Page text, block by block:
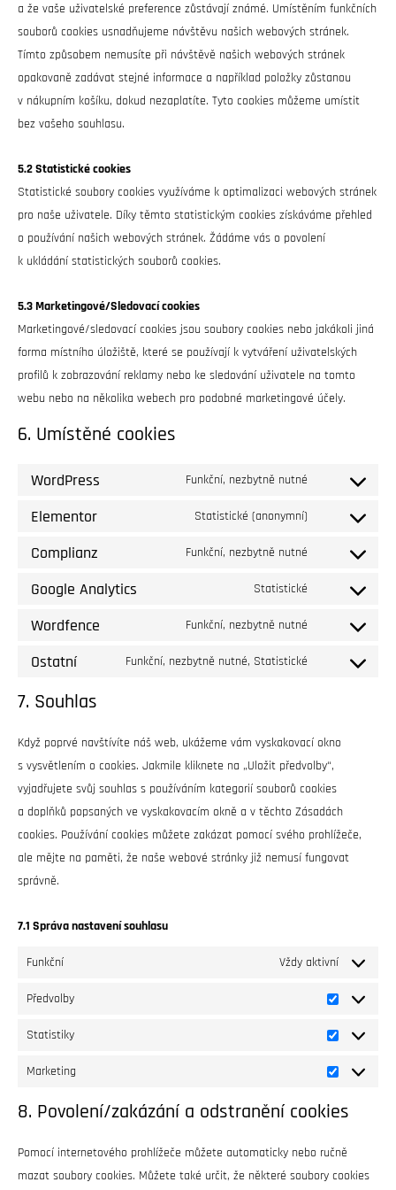
a že vaše uživatelské preference zůstávají známé. Umístěním funkčních
souborů cookies usnadňujeme návštěvu našich webových stránek.
Tímto způsobem nemusíte při návštěvě našich webových stránek
opakovaně zadávat stejné informace a například položky zůstanou
v nákupním košíku, dokud nezaplatíte. Tyto cookies můžeme umístit
bez vašeho souhlasu.
5.2 Statistické cookies
Statistické soubory cookies využíváme k optimalizaci webových stránek
pro naše uživatele. Díky těmto statistickým cookies získáváme přehled
o používání našich webových stránek. Žádáme vás o povolení
k ukládání statistických souborů cookies.
5.3 Marketingové/Sledovací cookies
Marketingové/sledovací cookies jsou soubory cookies nebo jakákoli jiná
forma místního úložiště, které se používají k vytváření uživatelských
profilů k zobrazování reklamy nebo ke sledování uživatele na tomto
webu nebo na několika webech pro podobné marketingové účely.
6. Umístěné cookies
WordPress Funkční, nezbytně nutné
Elementor Statistické (anonymní)
Complianz Funkční, nezbytně nutné
Google Analytics Statistické
Wordfence Funkční, nezbytně nutné
Ostatní Funkční, nezbytně nutné, Statistické
7. Souhlas
Když poprvé navštívíte náš web, ukážeme vám vyskakovací okno
s vysvětlením o cookies. Jakmile kliknete na „Uložit předvolby“,
vyjadřujete svůj souhlas s používáním kategorií souborů cookies
a doplňků popsaných ve vyskakovacím okně a v těchto Zásadách
cookies. Používání cookies můžete zakázat pomocí svého prohlížeče,
ale mějte na paměti, že naše webové stránky již nemusí fungovat
správně.
7.1 Správa nastavení souhlasu
Funkční Vždy aktivní
Předvolby
Statistiky
Marketing
8. Povolení/zakázání a odstranění cookies
Pomocí internetového prohlížeče můžete automaticky nebo ručně
mazat soubory cookies. Můžete také určit, že některé soubory cookies